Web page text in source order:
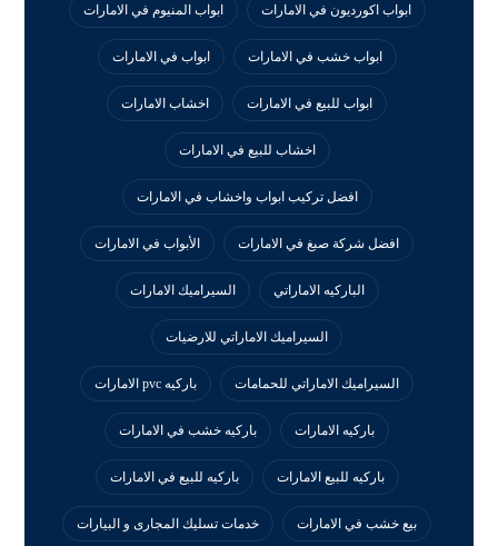
ابواب اكورديون في الامارات ابواب المنيوم في الامارات
ابواب خشب في الامارات ابواب في الامارات
ابواب للبيع في الامارات اخشاب الامارات
اخشاب للبيع في الامارات
افضل تركيب ابواب واخشاب في الامارات
افضل شركة صبغ في الامارات الأبواب في الامارات
الباركيه الاماراتي السيراميك الامارات
السيراميك الاماراتي للارضيات
السيراميك الاماراتي للحمامات باركيه pvc الامارات
باركيه الامارات باركيه خشب في الامارات
باركيه للبيع الامارات باركيه للبيع في الامارات
بيع خشب في الامارات خدمات تسليك المجارى و البيارات